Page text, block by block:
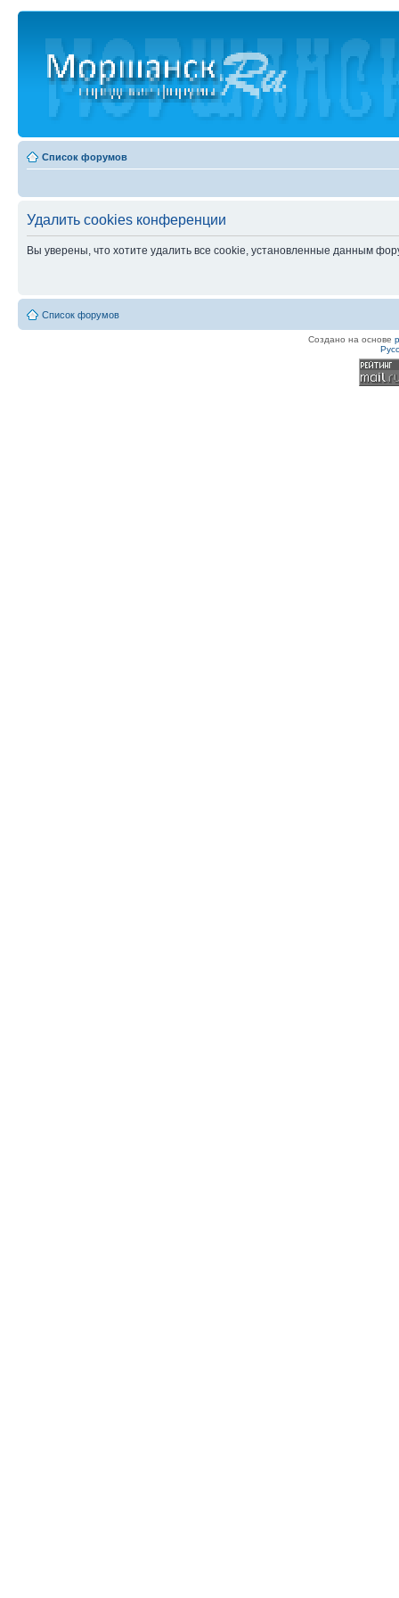
Список форумов
Удалить cookies конференции
Вы уверены, что хотите удалить все cookie, установленные данным
Список форумов
Создано на основе